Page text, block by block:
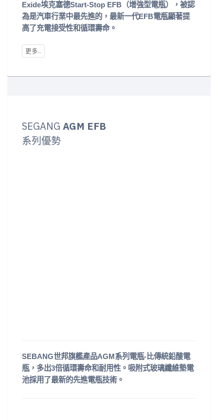
Exide埃克塞德Start-Stop EFB（增強型電瓶），被認
為是汽車行業中最先進的，最新一代EFB電瓶顯著提
高了充電接受性和循環壽命。
SEGANG AGM EFB
系列優勢
SEBANG世邦旗艦產品AGM系列電瓶-比傳統鉛酸電
瓶，多出3倍循環壽命和耐用性。吸附式玻璃纖維墊電
池採用了最新的先進電瓶技術。